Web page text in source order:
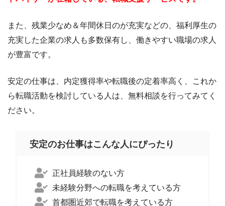
また、残業少なめ＆年間休日のが充実などの、福利厚生の
充実した企業の求人も多数保有し、働きやすい職場の求人
が豊富です。
安定の仕事は、内定獲得率や転職後の定着率高く、これか
ら転職活動を検討している人は、無料相談を行ってみてく
ださい。
安定のお仕事はこんな人にぴったり
正社員経験のない方
未経験分野への転職を考えている方
首都圏近郊で転職を考えている方